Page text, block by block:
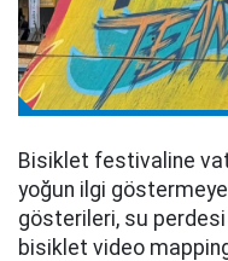
Bisiklet festivaline
yoğun ilgi
gösterileri, su
bisiklet video